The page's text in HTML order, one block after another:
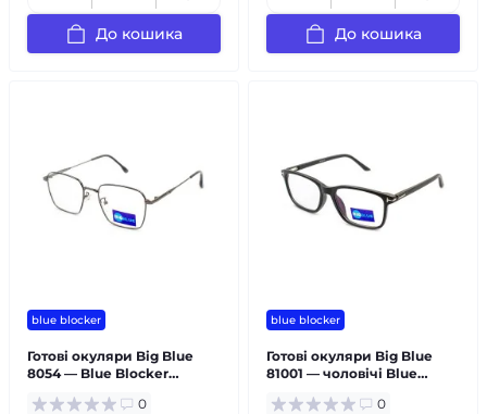
До кошика До кошика
blue blocker
Готові окуляри Big Blue
8054 — Blue Blocker
0
blue blocker
Готові окуляри Big Blue
81001 — чоловічі Blue
0